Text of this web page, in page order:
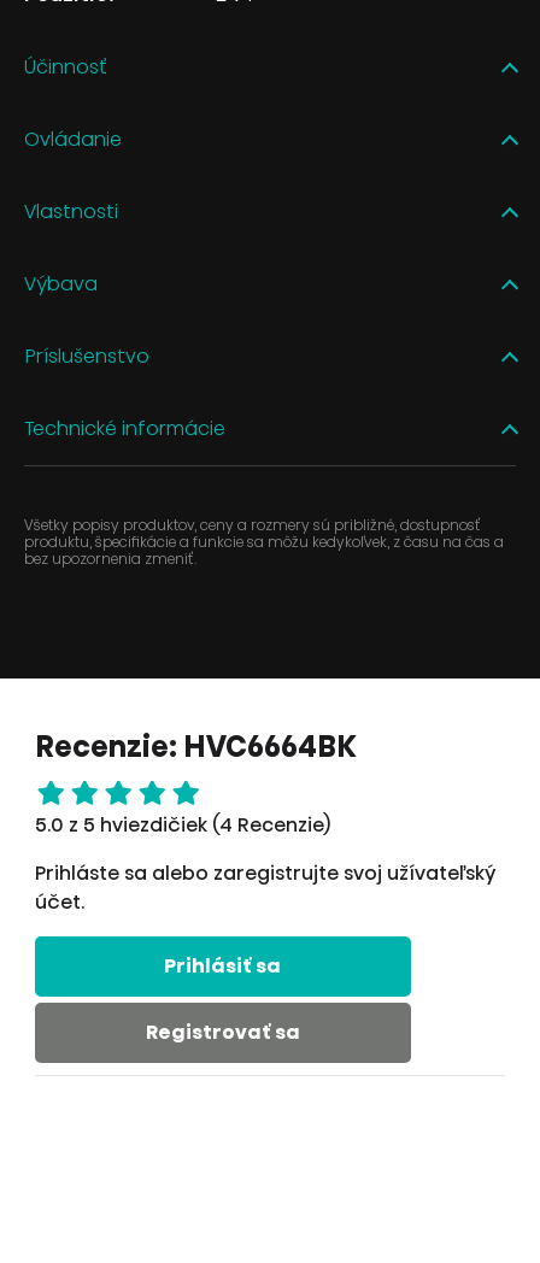
Účinnosť
Ovládanie
Vlastnosti
Výbava
Príslušenstvo
Technické informácie
Všetky popisy produktov, ceny a rozmery sú približné, dostupnosť
produktu, špecifikácie a funkcie sa môžu kedykoľvek, z času na čas a
bez upozornenia zmeniť.
Recenzie: HVC6664BK
5.0 z 5 hviezdičiek (4 Recenzie)
Prihláste sa alebo zaregistrujte svoj užívateľský
účet.
Prihlásiť sa
Registrovať sa